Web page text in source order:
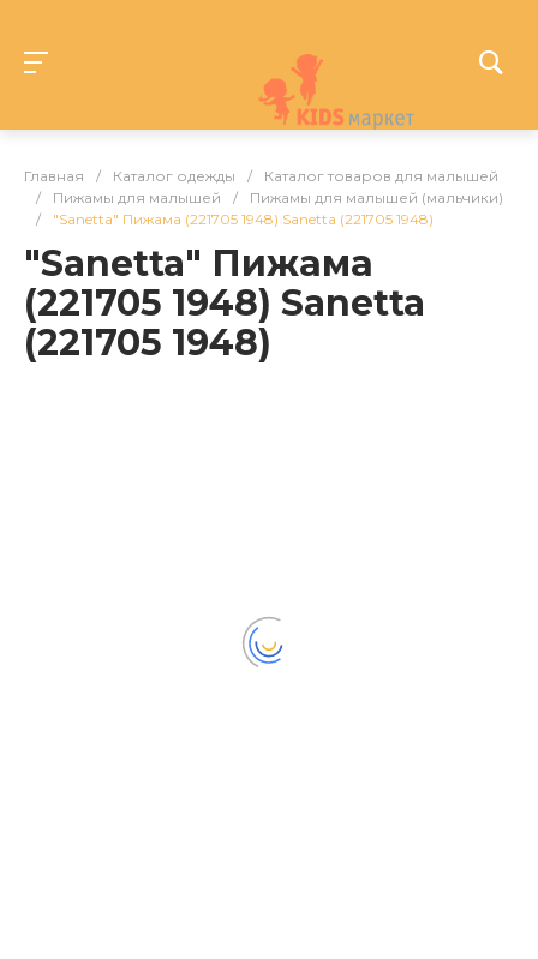
Главная / Каталог одежды /
Каталог товаров для малышей
/
Пижамы для малышей /
Пижамы для малышей (мальчики)
/
"Sanetta" Пижама (221705 1948) Sanetta (221705 1948)
"Sanetta" Пижама
(221705 1948) Sanetta
(221705 1948)